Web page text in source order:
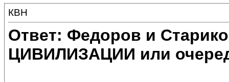
КВН
Ответ: Федоров и
ЦИВИЛИЗАЦИИ или